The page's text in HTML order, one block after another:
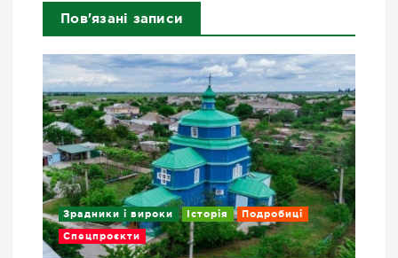
Пов'язані записи
Зрадники і вироки Історія Подробиці
Спецпроєкти